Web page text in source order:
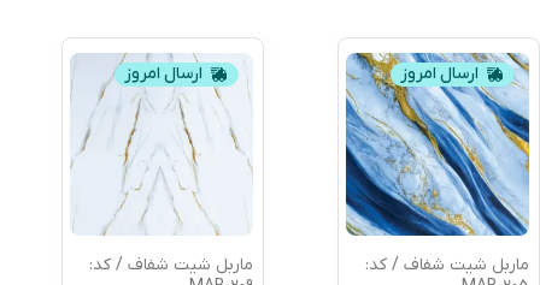
ارسال امروز
ماربل شیت شفاف / کد:
ارسال امروز
ماربل شیت شفاف / کد: